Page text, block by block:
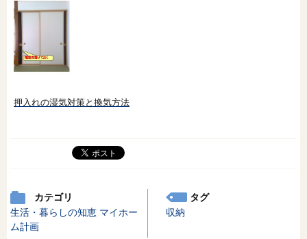
押入れの湿気対策と換気方法
カテゴリ
生活・暮らしの知恵 マイホー
ム計画
タグ
収納